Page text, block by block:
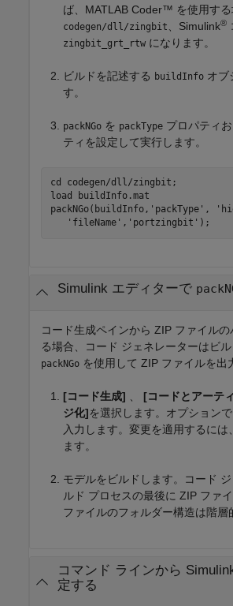
ば、 MATLAB Coder™ を使用す
codegen/dll/zingbit 、Simulink®
zingbit_grt_rtw になります。
ビルドを記述する buildInfo オブ
す。
packNGo を packType プロパティ
ティを設定して実行します。
cd codegen/dll/zingbit ;
load
buildInfo.mat
packNGo(buildInfo, 'packType' ,
'fileName' , 'portzingbit' );
Simulink エディターで
コード生成ペインから ZIP ファイル
る場合、コード ジェネレーターはビ
packNGo を使用して ZIP ファイルを出
[コード生成]
[コードとアーテ
ジ化]を選択します。オプションで
入力します。変更を適用するには、
ます。
モデルをビルドします。コード
ルド プロセスの最後に ZIP ファ
ファイルのフォルダー構造は階層
コマンド ラインから
定する